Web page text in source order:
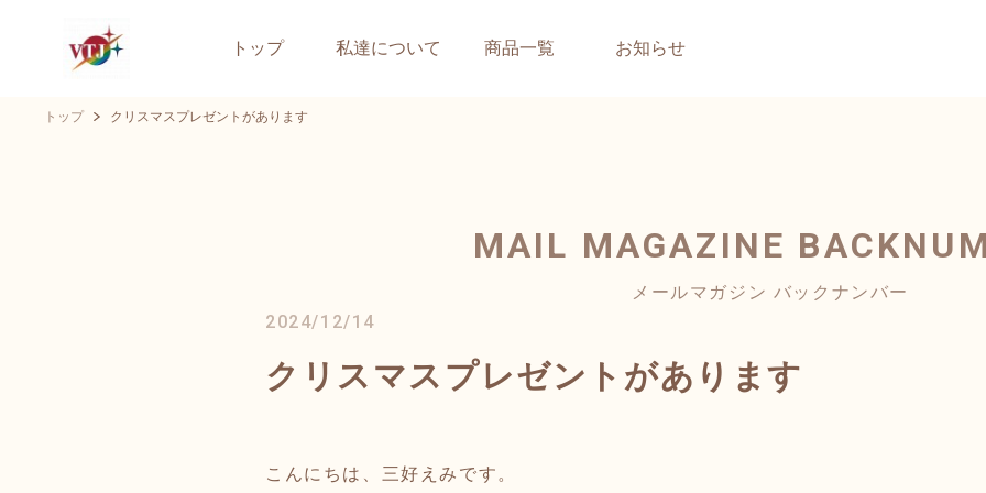
トップ 私達について 商品一覧 お知らせ
トップ クリスマスプレゼントがあります
MAIL MAGAZINE
メールマガジン バックナンバー
2024/12/14
クリスマスプレゼントがあります
こんにちは、三好えみです。